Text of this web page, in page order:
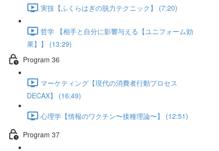
実技【ふくらはぎの脱力テクニック】 (7:20)
哲学 【相手と自分に影響与える【ユニフォーム効
果】】 (13:29)
Program 36
マーケティング【現代の消費者行動プロセス
DECAX】 (16:49)
心理学【情報のワクチン〜接種理論〜】 (12:51)
Program 37